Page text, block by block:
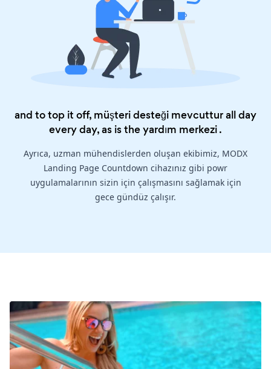
and to top it off, müşteri desteği mevcuttur all day
every day, as is theyardım merkezi.
Ayrıca, uzman mühendislerden oluşan ekibimiz, MODX
Landing Page Countdown cihazınız gibi powr
uygulamalarının sizin için çalışmasını sağlamak için
gece gündüz çalışır.